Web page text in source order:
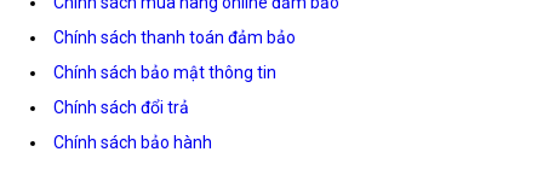
Chính sách thanh toán đảm bảo
Chính sách bảo mật thông tin
Chính sách đổi trả
Chính sách bảo hành